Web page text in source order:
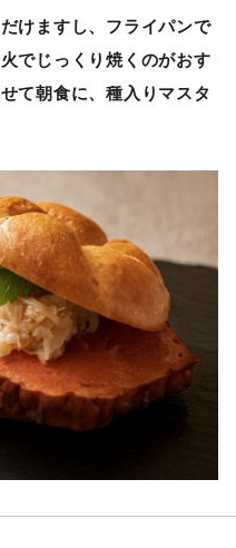
けますし、フライパンで
でじっくり焼くのがおす
て朝食に、種入りマスタ